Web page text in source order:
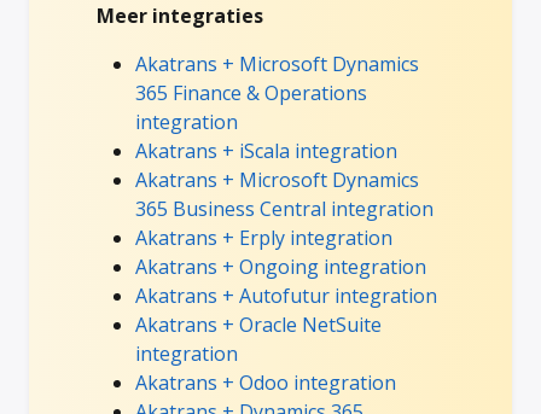
Meer integraties
Akatrans + Microsoft Dynamics
365 Finance & Operations
integration
Akatrans + iScala integration
Akatrans + Microsoft Dynamics
365 Business Central integration
Akatrans + Erply integration
Akatrans + Ongoing integration
Akatrans + Autofutur integration
Akatrans + Oracle NetSuite
integration
Akatrans + Odoo integration